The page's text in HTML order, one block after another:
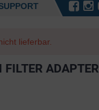
lieferbar.
ADAPTER